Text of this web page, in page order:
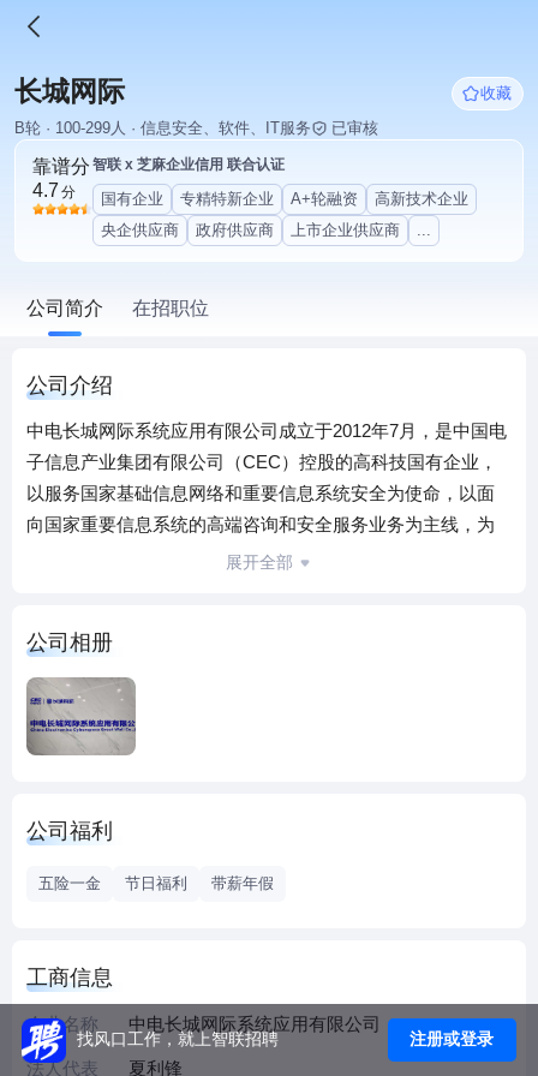
长城网际
收藏
B轮 · 100-299人 · 信息安全、软件、IT服务
已审核
靠谱分
4.7 分
智联 x 芝麻企业信用 联合认证
国有企业 专精特新企业 A+轮融资
高新技术企业
央企供应商
政府供应商 上市企业供应商 ...
公司简介 在招职位
公司介绍
中电长城网际系统应用有限公司成立于2012年7月，是中国电
子信息产业集团有限公司（CEC）控股的高科技国有企业，
以服务国家基础信息网络和重要信息系统安全为使命，以面
向国家重要信息系统的高端咨询和安全服务业务为主线，为
用户提供信息安全的全方位的解决方案和相关服务。
及CEC集团完整的信息技术产业链，中电长城网际系统应用
有限公司与客户携手合作，共同打造持续发展、卓越绩效的
企业和政府。基于我们在安全咨询、安全技术及安全服务领
域的专长，我们为客户制定“持续安全发展”战略，帮助他们成
沿，为我们的客户量身订制解决方案，通过整合咨询规划和
优化信息安全服务业务结构，提高完善信息安全产品性能和
功能，提升信息安全产业竞争力；聚合各种安全技术和安全
服务力量，以自主可控的IT构件和信息安全关键技术为基础，
展开全部
公司相册
公司福利
五险一金 节日福利 带薪年假
工商信息
企业名称 中电长城网际系统应用有限公司
法人代表 夏利锋
找风口工作，就上智联招聘 注册或登录